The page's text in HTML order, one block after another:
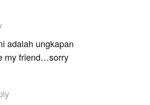
adalah ungkapan
my friend…sorry